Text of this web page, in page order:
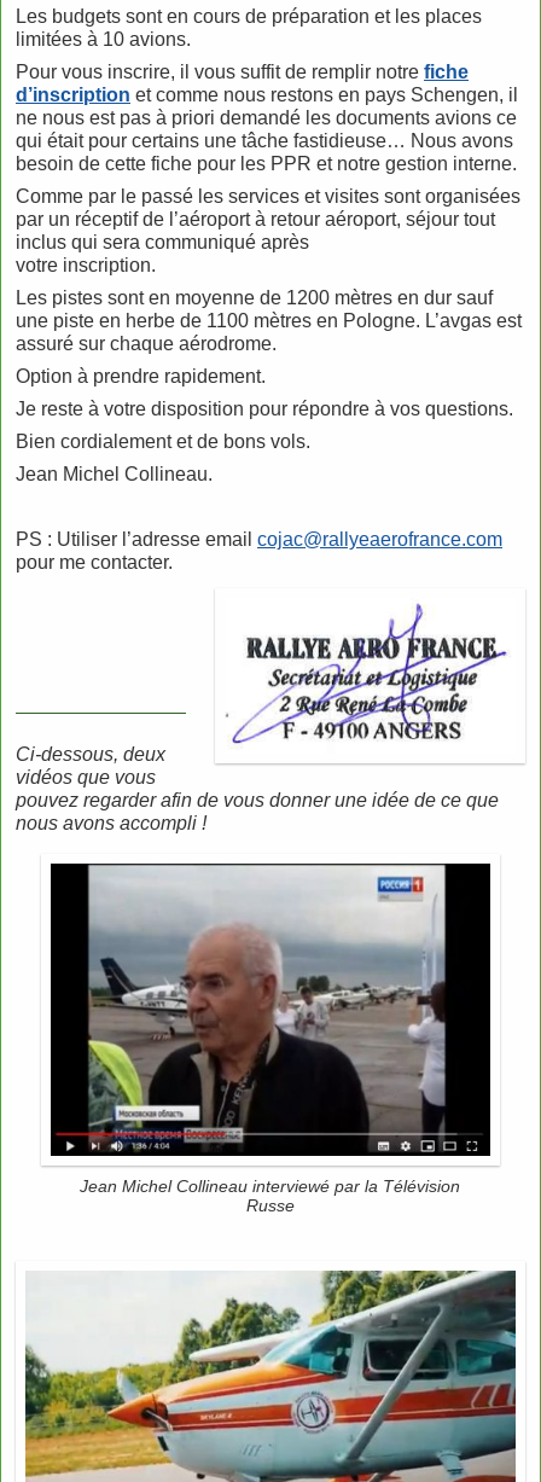
Les budgets sont en cours de préparation et les places
limitées à 10 avions.
Pour vous inscrire, il vous suffit de remplir notre fiche
d’inscription et comme nous restons en pays Schengen, il
ne nous est pas à priori demandé les documents avions ce
qui était pour certains une tâche fastidieuse… Nous avons
besoin de cette fiche pour les PPR et notre gestion interne.
Comme par le passé les services et visites sont organisées
par un réceptif de l’aéroport à retour aéroport, séjour tout
inclus qui sera communiqué après
votre inscription.
Les pistes sont en moyenne de 1200 mètres en dur sauf
une piste en herbe de 1100 mètres en Pologne. L’avgas est
assuré sur chaque aérodrome.
Option à prendre rapidement.
Je reste à votre disposition pour répondre à vos questions.
Bien cordialement et de bons vols.
Jean Michel Collineau.
PS : Utiliser l’adresse email cojac@rallyeaerofrance.com
pour me contacter.
Ci-dessous, deux
vidéos que vous
pouvez regarder afin de vous donner une idée de ce que
nous avons accompli !
Jean Michel Collineau interviewé par la Télévision
Russe